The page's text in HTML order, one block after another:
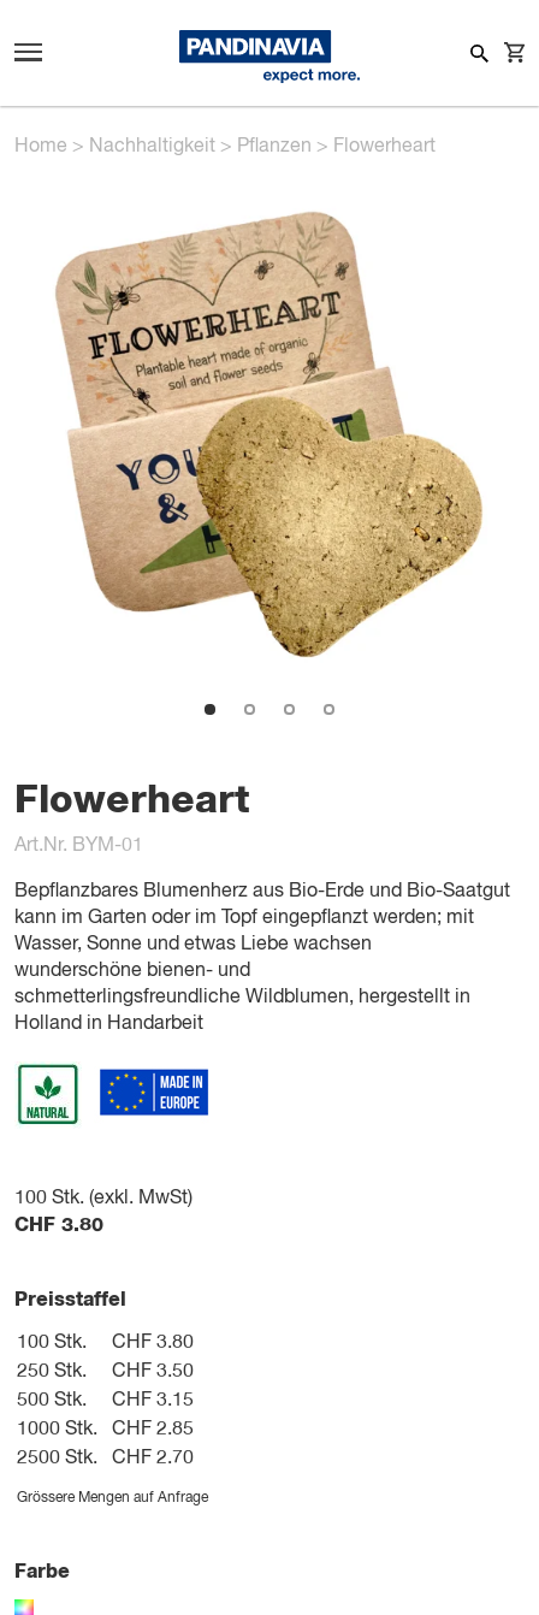
Home > Nachhaltigkeit > Pflanzen > Flowerheart
Flowerheart
Art.Nr. BYM-01
Bepflanzbares Blumenherz aus Bio-Erde und Bio-Saatgut
kann im Garten oder im Topf eingepflanzt werden; mit
Wasser, Sonne und etwas Liebe wachsen
wunderschöne bienen- und
schmetterlingsfreundliche Wildblumen, hergestellt in
Holland in Handarbeit
100 Stk. (exkl. MwSt)
CHF 3.80
Preisstaffel
100 Stk.
CHF 3.80
250 Stk.
CHF 3.50
500 Stk.
CHF 3.15
1000 Stk.
CHF 2.85
2500 Stk.
CHF 2.70
Grössere Mengen auf Anfrage
Farbe